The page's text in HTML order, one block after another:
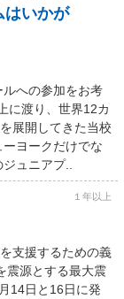
はいかが
への参加をお考
に渡り、世界12カ
展開してきた当校
ヨークだけでな
ュニアプ..
１年以上
支援するための義
震源とする最大震
14日と16日に発